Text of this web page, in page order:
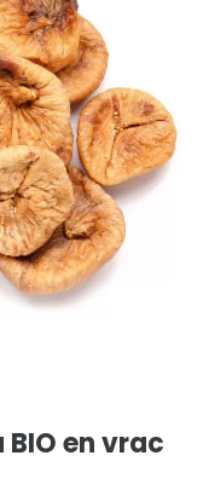
BIO en vrac